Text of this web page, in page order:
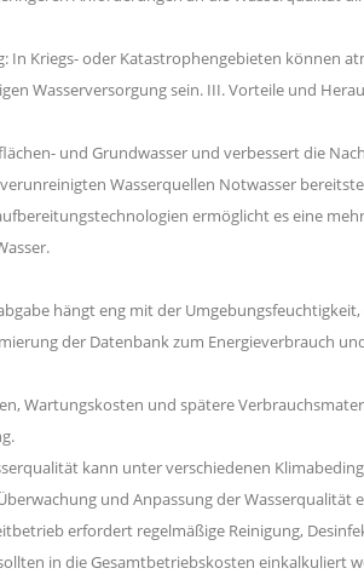
Kriegs- oder Katastrophengebieten können
Wasserversorgung sein. III. Vorteile und
und Grundwasser und verbessert die
Wasserquellen Notwasser
ermöglicht es eine
hängt eng mit der
der Datenbank zum Energieverbrauch
Wartungskosten und spätere
kann unter verschiedenen
und Anpassung der Wasserqualität
erfordert regelmäßige Reinigung,
in die Gesamtbetriebskosten einkalkuliert